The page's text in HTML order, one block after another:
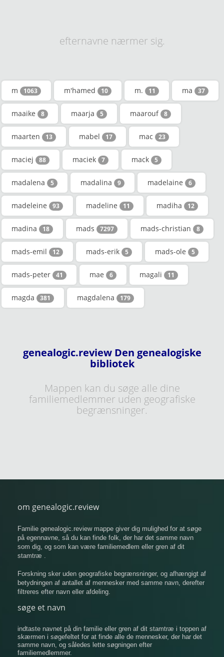
efternavne nærmer sig.
m 1063 m'hamed 10 m. 11 ma 37
maaike 8 maarja 5 maarouf 8
maarten 13 mabel 17 mac 23
maciej 88 maciek 7 mack 5
madalena 5 madalina 9 madelaine 6
madeleine 93 madeline 11 madiha 12
madina 18 mads 7297 mads-christian 8
mads-emil 12 mads-erik 5 mads-ole 5
mads-peter 41 mae 6 magali 11
magda 381 magdalena 179
genealogic.review Den genealogiske
bibliotek
Mappen kan du søge alle dine
familiemedlemmer uden geografiske
begrænsninger.
om genealogic.review
Familie genealogic.review mappe giver dig mulighed for at søge
på egennavne, så du kan finde folk, der har det samme navn
som dig, og som kan være familiemedlem eller gren af ​​dit
stamtræ .
Forskning sker uden geografiske begrænsninger, og afhængigt af
betydningen af ​​antallet af mennesker med samme navn, derefter
filtreres efter navn eller afdeling.
søge et navn
indtaste navnet på din familie eller gren af ​​dit stamtræ i toppen af
​​skærmen i søgefeltet for at finde alle de mennesker, der har det
samme navn, og således lette søgningen efter
familiemedlemmer.